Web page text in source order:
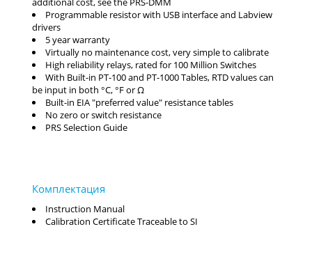
Programmable resistor with USB interface and Labview
drivers
5 year warranty
Virtually no maintenance cost, very simple to calibrate
High reliability relays, rated for 100 Million Switches
With Built-in PT-100 and PT-1000 Tables, RTD values can
be input in both °C, °F or Ω
Built-in EIA "preferred value" resistance tables
No zero or switch resistance
PRS Selection Guide
Instruction Manual
Calibration Certificate Traceable to SI